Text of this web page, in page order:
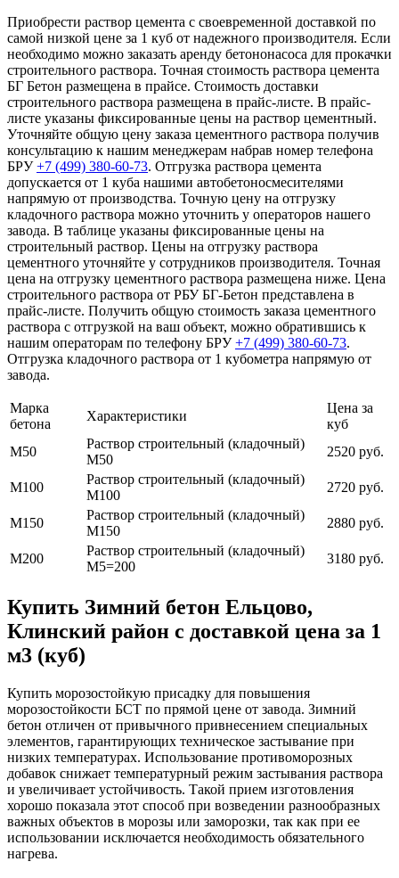
Приобрести раствор цемента с своевременной доставкой по
самой низкой цене за 1 куб от надежного производителя. Если
необходимо можно заказать аренду бетононасоса для прокачки
строительного раствора. Точная стоимость раствора цемента
БГ Бетон размещена в прайсе. Стоимость доставки
строительного раствора размещена в прайс-листе. В прайс-
листе указаны фиксированные цены на раствор цементный.
Уточняйте общую цену заказа цементного раствора получив
консультацию к нашим менеджерам набрав номер телефона
БРУ+7 (499) 380-60-73. Отгрузка раствора цемента
допускается от 1 куба нашими автобетоносмесителями
напрямую от производства. Точную цену на отгрузку
кладочного раствора можно уточнить у операторов нашего
завода. В таблице указаны фиксированные цены на
строительный раствор. Цены на отгрузку раствора
цементного уточняйте у сотрудников производителя. Точная
цена на отгрузку цементного раствора размещена ниже. Цена
строительного раствора от РБУ БГ-Бетон представлена в
прайс-листе. Получить общую стоимость заказа цементного
раствора с отгрузкой на ваш объект, можно обратившись к
нашим операторам по телефону БРУ+7 (499) 380-60-73.
Отгрузка кладочного раствора от 1 кубометра напрямую от
завода.
Марка
бетона
Характеристики
Цена за
куб
М50
Раствор строительный (кладочный)
М50
2520 руб.
М100
Раствор строительный (кладочный)
М100
2720 руб.
М150
Раствор строительный (кладочный)
М150
2880 руб.
М200
Раствор строительный (кладочный)
М5=200
3180 руб.
Купить Зимний бетон Ельцово,
Клинский район с доставкой цена за 1
м3 (куб)
Купить морозостойкую присадку для повышения
морозостойкости БСТ по прямой цене от завода. Зимний
бетон отличен от привычного привнесением специальных
элементов, гарантирующих техническое застывание при
низких температурах. Использование противоморозных
добавок снижает температурный режим застывания раствора
и увеличивает устойчивость. Такой прием изготовления
хорошо показала этот способ при возведении разнообразных
важных объектов в морозы или заморозки, так как при ее
использовании исключается необходимость обязательного
нагрева.